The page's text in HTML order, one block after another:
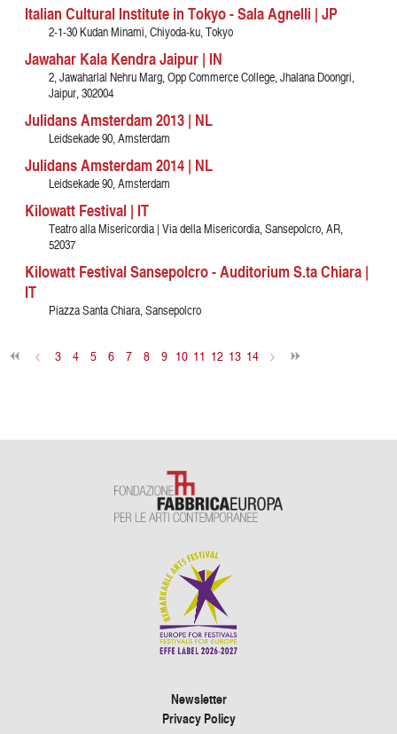
Italian Cultural Institute in Tokyo - Sala Agnelli | JP
2-1-30 Kudan Minami, Chiyoda-ku, Tokyo
Jawahar Kala Kendra Jaipur | IN
2, Jawaharlal Nehru Marg, Opp Commerce College, Jhalana Doongri,
Jaipur, 302004
Julidans Amsterdam 2013 | NL
Leidsekade 90, Amsterdam
Julidans Amsterdam 2014 | NL
Leidsekade 90, Amsterdam
Kilowatt Festival | IT
Teatro alla Misericordia | Via della Misericordia, Sansepolcro, AR,
52037
Kilowatt Festival Sansepolcro - Auditorium S.ta Chiara |
IT
Piazza Santa Chiara, Sansepolcro
< 3 4 5 6 7 8 9 10 11 12 13 14 >
Newsletter
Privacy Policy